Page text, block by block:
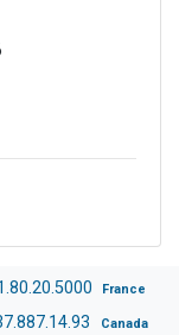
France
Canada